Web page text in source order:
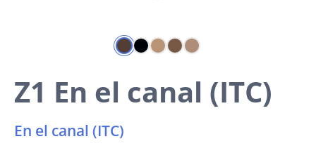
Z1 En el canal (ITC)
En el canal (ITC)